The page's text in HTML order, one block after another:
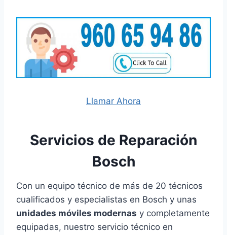
Llamar Ahora
Servicios de Reparación
Bosch
Con un equipo técnico de más de 20 técnicos
cualificados y especialistas en Bosch y unas
unidades móviles modernas y completamente
equipadas, nuestro servicio técnico en